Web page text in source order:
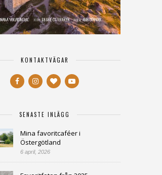
KONTAKTVÄGAR
SENASTE INLÄGG
Mina favoritcaféer i
Östergötland
6 april, 2026